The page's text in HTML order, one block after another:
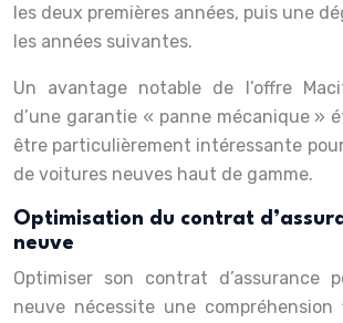
les deux premières années, puis une
les années suivantes.
Un avantage notable de l’offre
d’une garantie « panne mécanique »
être particulièrement intéressante
de voitures neuves haut de gamme.
Optimisation du contrat
neuve
Optimiser son contrat d’assurance
neuve nécessite une